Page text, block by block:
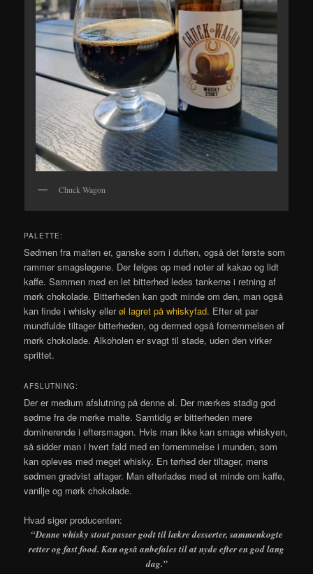
Chuck Wagon
PALETTE:
Sødmen fra malten er, ganske som i duften, også det første som
rammer smagsløgene. Der følges op med noter af kakao og lidt
kaffe. Sammen med en let bitterhed ledes tankerne i retning af
mørk chokolade. Bitterheden kan godt minde om den, man også
kan finde i whisky ellerøl lagret på whiskyfad. Efter et par
mundfulde tiltager bitterheden, og dermed også fornemmelsen af
mørk chokolade. Alkoholen er svagt til stade, uden den virker
sprittet.
AFSLUTNING:
Der er medium afslutning på denne øl. Der mærkes stadig god
sødme fra de mørke malte. Samtidig er bitterheden mere
dominerende i eftersmagen. Hvis man ikke kan smage whiskyen,
så sidder man i hvert fald med en fornemmelse i munden, som
kan opleves med meget whisky. En tørhed der tiltager, mens
sødmen gradvist aftager. Man efterlades med et minde om kaffe,
vanilje og mørk chokolade.
Hvad siger producenten:
“Denne whisky stout passer godt til lækre desserter, sammenkogte
retter og fast food. Kan også anbefales til at nyde efter en god lang
dag.”